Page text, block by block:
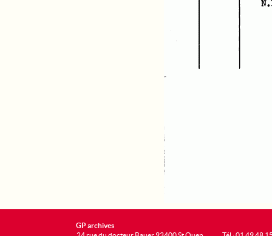
GP archives